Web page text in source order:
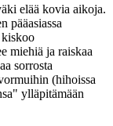
elää kovia aikoja.
pääasiassa
miehiä ja raiskaa
sorrosta
(hihoissa
ylläpitämään